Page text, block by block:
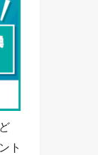
ト